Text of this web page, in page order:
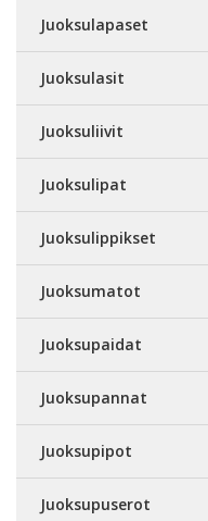
Juoksulapaset
Juoksulasit
Juoksuliivit
Juoksulipat
Juoksulippikset
Juoksumatot
Juoksupaidat
Juoksupannat
Juoksupipot
Juoksupuserot